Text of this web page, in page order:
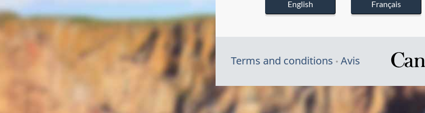
English Français
Terms and conditions Avis